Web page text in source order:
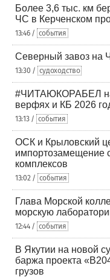
Более 3,6 тыс. км
ЧС в Керченском
13:46 / события
Северный завоз на
13:30 / судоходство
#ЧИТАЮКОРАБЕЛ на
верфях и КБ 2026
13:13 / события
ОСК и Крыловский
импортозамещение
комплексов
13:02 / события
Глава Морской
морскую
12:44 / события
В Якутии на новой
баржа проекта
грузов